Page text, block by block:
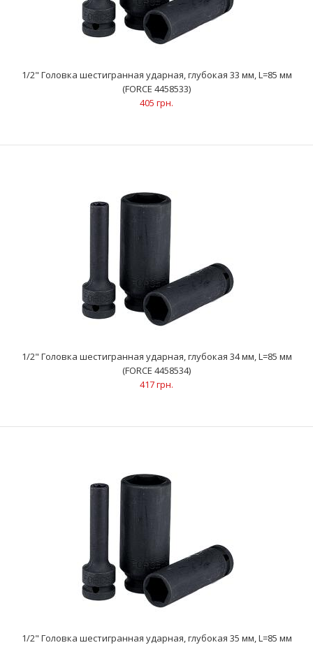
1/2" Головка шестигранная ударная, глубокая 31 мм, L=85 мм
1/2" Головка шестигранная ударная, глубокая 32 мм, L=85 мм
(FORCE 4458532)
385 грн.
..
1/2" Головка шестигранная ударная, глубокая 33 мм, L=85 мм
(FORCE 4458533)
405 грн.
1/2" Головка шестигранная ударная, глубокая 34 мм, L=85 мм
(FORCE 4458534)
417 грн.
1/2" Головка шестигранная ударная, глубокая 35 мм, L=85 мм